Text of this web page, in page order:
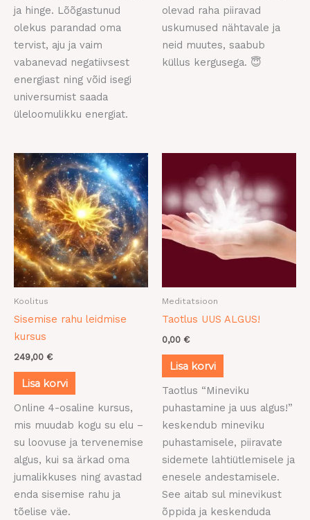
ja hinge. Lõõgastunud
olekus parandad oma
tervist, aju ja vaim
vabanevad negatiivsest
energiast ning võid isegi
universumist saada
üleloomulikku energiat.
olevad raha piiravad
uskumused nähtavale ja
neid muutes, saabub
küllus kergusega. 😇
Koolitus
Sisemise rahu leidmise
kursus
249,00 €
Lisa korvi
Online 4-osaline kursus,
mis muudab kogu su elu –
su loovuse ja tervenemise
algus, kui sa ärkad oma
jumalikkuses ning avastad
enda sisemise rahu ja
tõelise väe.
Meditatsioon
Taotlus UUS ALGUS!
0,00 €
Lisa korvi
Taotlus “Mineviku
puhastamine ja uus algus!”
keskendub mineviku
puhastamisele, piiravate
sidemete lahtiütlemisele ja
enesele andestamisele.
See aitab sul minevikust
õppida ja keskenduda